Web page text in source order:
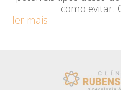
como evitar.
ler mais